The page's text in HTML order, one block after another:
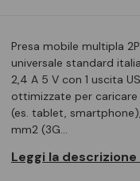
Presa mobile multipla
universale standard
2,4 A 5 V con 1 uscita
ottimizzate per
(es. tablet,
mm2 (3G…
Leggi la